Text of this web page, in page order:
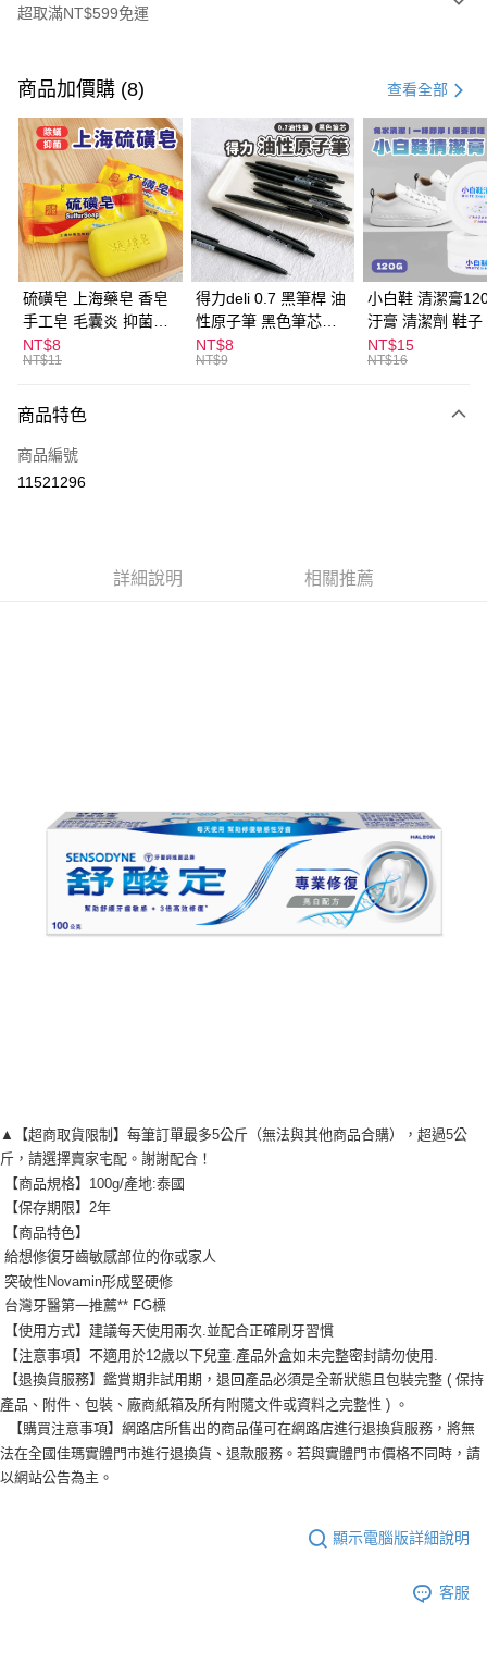
超取滿NT$599免運
信用卡一次付款
超商取貨付款
LINE Pay
Apple Pay
街口支付
悠遊付
ATM付款
全家取貨付款
每筆NT$60，滿NT$599(含以上)免運費
付款後全家取貨
每筆NT$60，滿NT$599(含以上)免運費
商品加價購 (8) 查看全部
硫磺皂 上海藥皂 香皂
手工皂 毛囊炎 抑菌除
蟎 清潔護膚 去油去痘
寵物皮膚病 狗狗貓咪
NT$8
NT$11
得力deli 0.7 黑筆桿 油
性原子筆 黑色筆芯
S304
NT$8
NT$9
小白鞋 清潔膏
汙膏 清潔劑 鞋子
漬 白皮鞋 鞋油
NT$15
NT$16
商品特色
商品編號
11521296
詳細說明 相關推薦
▲【超商取貨限制】每筆訂單最多5公斤（無法與其他商品合購），超過5公
斤，請選擇賣家宅配。謝謝配合！
【商品規格】100g/產地:泰國
【保存期限】2年
【商品特色】
給想修復牙齒敏感部位的你或家人
突破性Novamin形成堅硬修
台灣牙醫第一推薦** FG標
【使用方式】建議每天使用兩次.並配合正確刷牙習慣
【注意事項】不適用於12歲以下兒童.產品外盒如未完整密封請勿使用.
【退換貨服務】鑑賞期非試用期，退回產品必須是全新狀態且包裝完整 ( 保持
產品、附件、包裝、廠商紙箱及所有附隨文件或資料之完整性 ) 。
【購買注意事項】網路店所售出的商品僅可在網路店進行退換貨服務，將無
法在全國佳瑪實體門市進行退換貨、退款服務。若與實體門市價格不同時，請
以網站公告為主。
顯示電腦版詳細說明
客服